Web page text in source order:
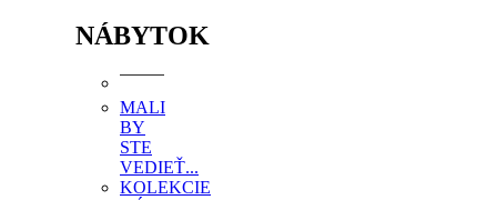
NÁBYTOK
MALI
BY
STE
VEDIEŤ...
KOLEKCIE